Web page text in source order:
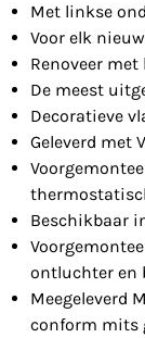
Met linkse
Voor elk
Renoveer
De meest
Decoratieve
Geleverd met
Beschikbaar
ontluchter en
Meegeleverd
conform mits